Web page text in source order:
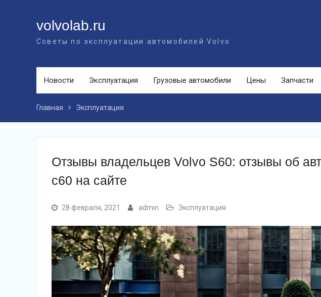
volvolab.ru
Советы по эксплуатации автомобилей Volvo
Новости Эксплуатация Грузовые автомобили Цены Запчасти
Главная Эксплуатация
Отзывы владельцев Volvo S60: отзывы об
с60 на сайте
28 февраля, 2021 admin Эксплуатация